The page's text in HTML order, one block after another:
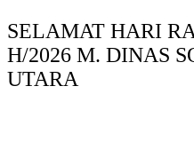
SELAMAT HARI
H/2026 M. DINAS
UTARA